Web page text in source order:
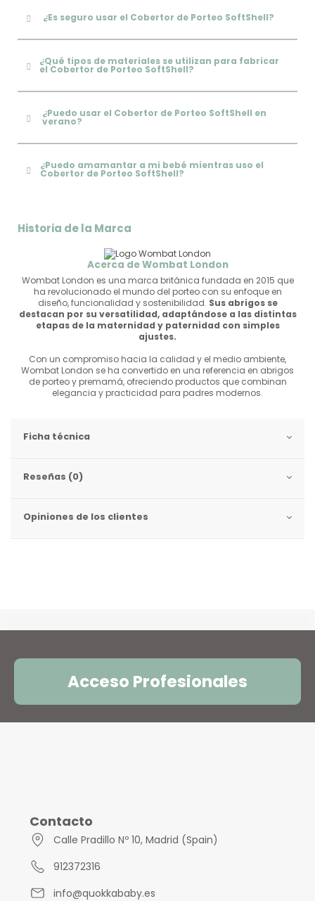
¿Es seguro usar el Cobertor de Porteo SoftShell?
¿Qué tipos de materiales se utilizan para fabricar
el Cobertor de Porteo SoftShell?
¿Puedo usar el Cobertor de Porteo SoftShell en
verano?
¿Puedo amamantar a mi bebé mientras uso el
Cobertor de Porteo SoftShell?
Historia de la Marca
Acerca de Wombat London
Wombat London es una marca británica fundada en 2015 que
ha revolucionado el mundo del porteo con su enfoque en
diseño, funcionalidad y sostenibilidad. Sus abrigos se
destacan por su versatilidad, adaptándose a las distintas
etapas de la maternidad y paternidad con simples
ajustes.
Con un compromiso hacia la calidad y el medio ambiente,
Wombat London se ha convertido en una referencia en abrigos
de porteo y premamá, ofreciendo productos que combinan
elegancia y practicidad para padres modernos.
Ficha técnica
Reseñas (0)
Opiniones de los clientes
Acceso Profesionales
Contacto
Calle Pradillo Nº 10, Madrid (Spain)
912372316
info@quokkababy.es